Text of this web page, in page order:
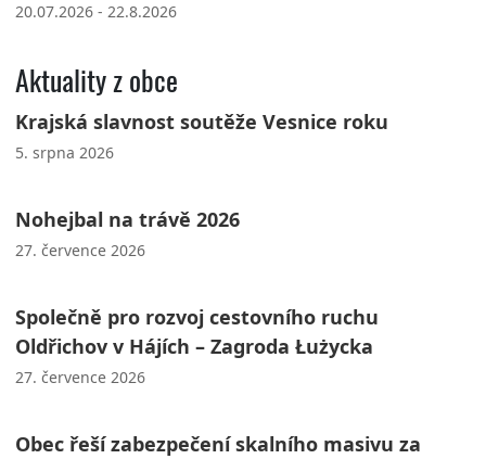
20.07.2026 - 22.8.2026
Aktuality z obce
Krajská slavnost soutěže Vesnice roku
5. srpna 2026
Nohejbal na trávě 2026
27. července 2026
Společně pro rozvoj cestovního ruchu
Oldřichov v Hájích – Zagroda Łużycka
27. července 2026
Obec řeší zabezpečení skalního masivu za